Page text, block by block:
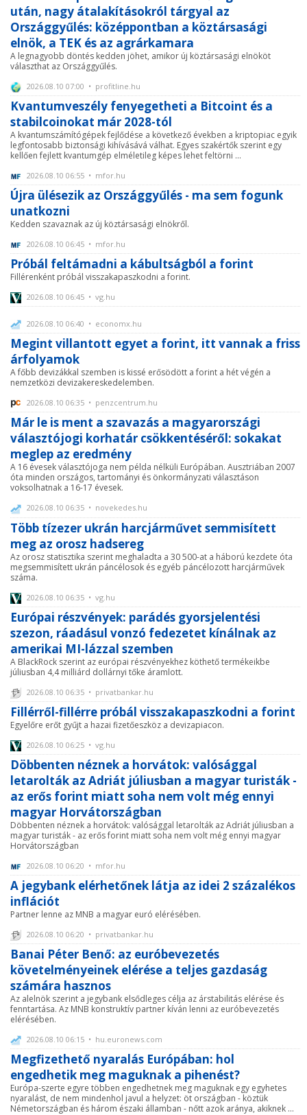
után, nagy átalakításokról tárgyal az
Országgyűlés: középpontban a köztársasági
elnök, a TEK és az agrárkamara
A legnagyobb döntés kedden jöhet, amikor új köztársasági elnököt
választhat az Országgyűlés.
2026.08.10 07:00 • profitline.hu
Kvantumveszély fenyegetheti a Bitcoint és a
stabilcoinokat már 2028-tól
A kvantumszámítógépek fejlődése a következő években a kriptopiac egyik
legfontosabb biztonsági kihívásává válhat. Egyes szakértők szerint egy
kellően fejlett kvantumgép elméletileg képes lehet feltörni ...
2026.08.10 06:55 • mfor.hu
Újra ülésezik az Országgyűlés - ma sem fogunk
unatkozni
Kedden szavaznak az új köztársasági elnökről.
2026.08.10 06:45 • mfor.hu
Próbál feltámadni a kábultságból a forint
Fillérenként próbál visszakapaszkodni a forint.
2026.08.10 06:45 • vg.hu
2026.08.10 06:40 • economx.hu
Megint villantott egyet a forint, itt vannak a friss
árfolyamok
A főbb devizákkal szemben is kissé erősödött a forint a hét végén a
nemzetközi devizakereskedelemben.
2026.08.10 06:35 • penzcentrum.hu
Már le is ment a szavazás a magyarországi
választójogi korhatár csökkentéséről: sokakat
meglep az eredmény
A 16 évesek választójoga nem példa nélküli Európában. Ausztriában 2007
óta minden országos, tartományi és önkormányzati választáson
voksolhatnak a 16-17 évesek.
2026.08.10 06:35 • novekedes.hu
Több tízezer ukrán harcjárművet semmisített
meg az orosz hadsereg
Az orosz statisztika szerint meghaladta a 30 500-at a háború kezdete óta
megsemmisített ukrán páncélosok és egyéb páncélozott harcjárművek
száma.
2026.08.10 06:35 • vg.hu
Európai részvények: parádés gyorsjelentési
szezon, ráadásul vonzó fedezetet kínálnak az
amerikai MI-lázzal szemben
A BlackRock szerint az európai részvényekhez köthető termékeikbe
júliusban 4,4 milliárd dollárnyi tőke áramlott.
2026.08.10 06:35 • privatbankar.hu
Fillérről-fillérre próbál visszakapaszkodni a forint
Egyelőre erőt gyűjt a hazai fizetőeszköz a devizapiacon.
2026.08.10 06:25 • vg.hu
Döbbenten néznek a horvátok: valósággal
letarolták az Adriát júliusban a magyar turisták -
az erős forint miatt soha nem volt még ennyi
magyar Horvátországban
Döbbenten néznek a horvátok: valósággal letarolták az Adriát júliusban a
magyar turisták - az erős forint miatt soha nem volt még ennyi magyar
Horvátországban
2026.08.10 06:20 • mfor.hu
A jegybank elérhetőnek látja az idei 2 százalékos
inflációt
Partner lenne az MNB a magyar euró elérésében.
2026.08.10 06:20 • privatbankar.hu
Banai Péter Benő: az euróbevezetés
követelményeinek elérése a teljes gazdaság
számára hasznos
Az alelnök szerint a jegybank elsődleges célja az árstabilitás elérése és
fenntartása. Az MNB konstruktív partner kíván lenni az euróbevezetés
elérésében.
2026.08.10 06:15 • hu.euronews.com
Megfizethető nyaralás Európában: hol
engedhetik meg maguknak a pihenést?
Európa-szerte egyre többen engedhetnek meg maguknak egy egyhetes
nyaralást, de nem mindenhol javul a helyzet: öt országban - köztük
Németországban és három északi államban - nőtt azok aránya, akiknek ...